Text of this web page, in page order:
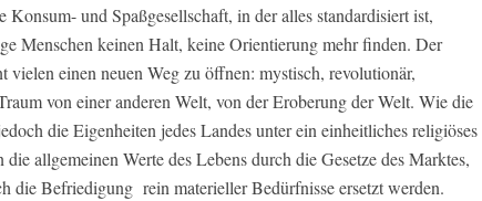
Konsum- und Spaßgesellschaft, in der alles standardisiert ist,
Menschen keinen Halt, keine Orientierung mehr finden. Der
vielen einen neuen Weg zu öffnen: mystisch, revolutionär,
von einer anderen Welt, von der Eroberung der Welt. Wie die
die Eigenheiten jedes Landes unter ein einheitliches religiöses
allgemeinen Werte des Lebens durch die Gesetze des Marktes,
die Befriedigung rein materieller Bedürfnisse ersetzt werden.